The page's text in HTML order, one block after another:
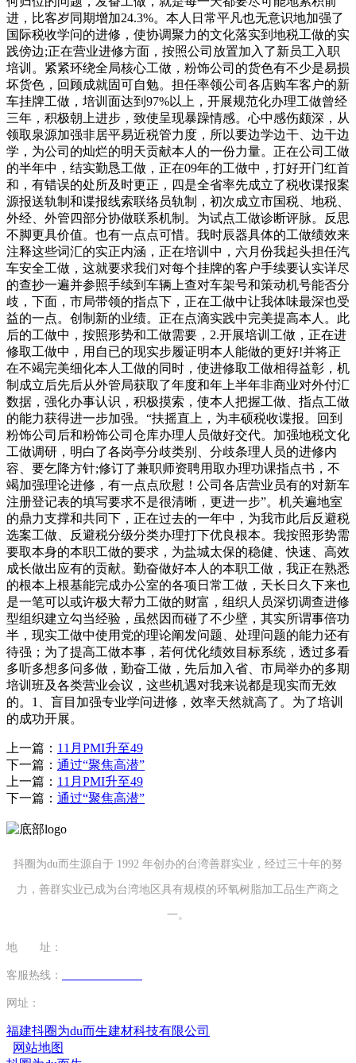
进，比客岁同期增加24.3%。本人日常平凡也无意识地加强了
国际税收学问的进修，使协调聚力的文化落实到地税工做的实
践傍边;正在营业进修方面，按照公司放置加入了新员工入职
培训。紧紧环绕全局核心工做，粉饰公司的货色有不少是易损
坏货色，回顾成就固可自勉。担任率领公司各店购车客户的新
车挂牌工做，培训面达到97%以上，开展规范化办理工做曾经
三年，积极朝上进步，致使呈现暴躁情感。心中感伤颇深，从
领取泉源加强非居平易近税管力度，所以要边学边干、边干边
学，为公司的灿烂的明天贡献本人的一份力量。正在公司工做
的半年中，结实勤恳工做，正在09年的工做中，打好开门红首
和，有错误的处所及时更正，四是全省率先成立了税收谍报案
源报送轨制和谍报线索联络员轨制，初次成立市国税、地税、
外经、外管四部分协做联系机制。为试点工做诊断评脉。反思
不脚更具价值。也有一点点可惜。我时辰器具体的工做绩效来
注释这些词汇的实正内涵，正在培训中，六月份我起头担任汽
车安全工做，这就要求我们对每个挂牌的客户手续要认实详尽
的查抄一遍并参照手续到车辆上查对车架号和策动机号能否分
歧，下面，市局带领的指点下，正在工做中让我体味最深也受
益的一点。创制新的业绩。正在点滴实践中完美提高本人。此
后的工做中，按照形势和工做需要，2.开展培训工做，正在进
修取工做中，用自已的现实步履证明本人能做的更好!并将正
在不竭完美细化本人工做的同时，使进修取工做相得益彰，机
制成立后先后从外管局获取了年度和年上半年非商业对外付汇
数据，强化办事认识，积极摸索，使本人把握工做、指点工做
的能力获得进一步加强。“扶摇直上，为丰硕税收谍报。回到
粉饰公司后和粉饰公司仓库办理人员做好交代。加强地税文化
工做调研，明白了各岗亭分歧类别、分歧条理人员的进修内
容、要乞降方针;修订了兼职师资聘用取办理功课指点书，不
竭加强理论进修，有一点点欣慰！公司各店营业员有的对新车
注册登记表的填写要求不是很清晰，更进一步”。机关遍地室
的鼎力支撑和共同下，正在过去的一年中，为我市此后反避税
选案工做、反避税分级分类办理打下优良根本。我按照形势需
要取本身的本职工做的要求，为盐城太保的稳健、快速、高效
成长做出应有的贡献。勤奋做好本人的本职工做，我正在熟悉
的根本上根基能完成办公室的各项日常工做，天长日久下来也
是一笔可以或许极大帮力工做的财富，组织人员深切调查进修
型组织建立勾当经验，虽然因而碰了不少壁，其实所谓事倍功
半，现实工做中使用党的理论阐发问题、处理问题的能力还有
待强；为了提高工做本事，若何优化绩效目标系统，透过多看
多听多想多问多做，勤奋工做，先后加入省、市局举办的多期
培训班及各类营业会议，这些机遇对我来说都是现实而无效
的。1、盲目加强专业学问进修，效率天然就高了。为了培训
的成功开展。
上一篇： 11月PMI升至49
下一篇： 通过“聚焦高潜”
上一篇： 11月PMI升至49
下一篇： 通过“聚焦高潜”
抖圈为du而生源自于 1992 年创办的台湾善群实业，经过三十年的努
力，善群实业已成为台湾地区具有规模的环氧树脂加工品生产商之
一。
地 址：
客服热线：
网址：
福建抖圈为du而生建材科技有限公司
网站地图